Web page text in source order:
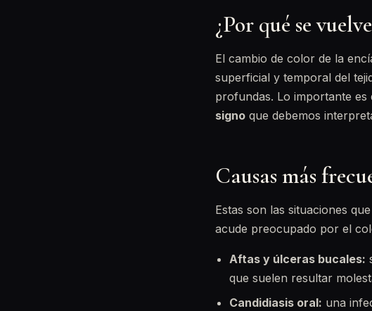
¿Por qué se
El cambio de color de la
superficial y temporal del
profundas. Lo importante
signo que debemos
Causas más
Estas son las situaciones
acude preocupado por el
Aftas y úlceras bucales:
que suelen resultar
Candidiasis oral: una